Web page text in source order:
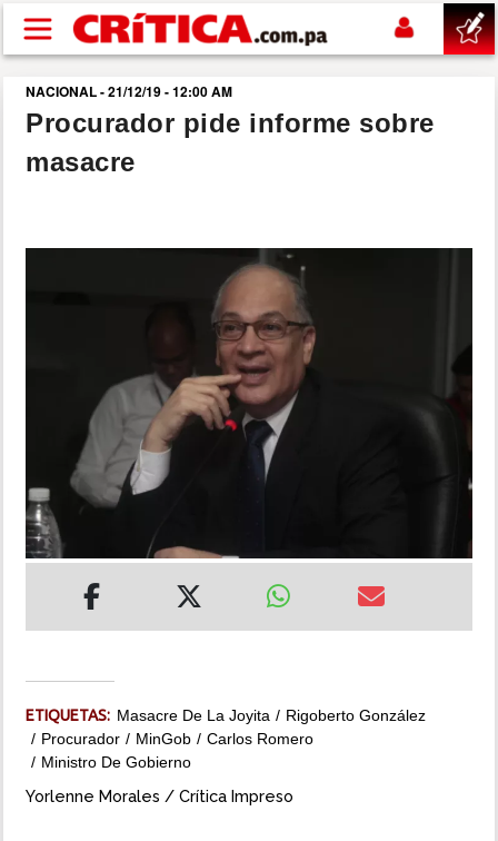
Pasar al contenido principal
buscar
SUCESOS
DEPORTES
MUNDO
INSÓLITAS
MULTIMEDIA
NACIONAL - 21/12/19 - 12:00 AM
Procurador pide informe sobre
masacre
ETIQUETAS: Masacre De La Joyita
Rigoberto González
Procurador
MinGob
Carlos Romero
Ministro De Gobierno
Yorlenne Morales / Crítica Impreso